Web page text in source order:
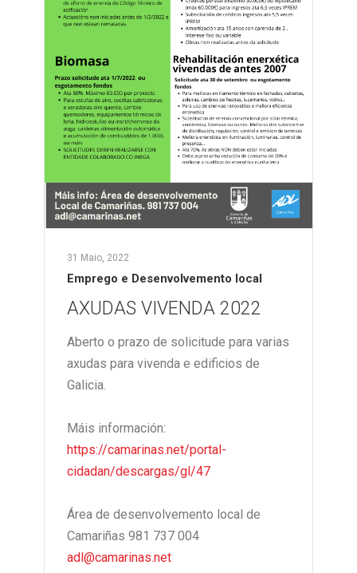
31 Maio, 2022
Emprego e Desenvolvemento local
AXUDAS VIVENDA 2022
Aberto o prazo de solicitude para varias
axudas para vivenda e edificios de
Galicia.
Máis información:
https://camarinas.net/portal-
cidadan/descargas/gl/47
Área de desenvolvemento local de
Camariñas 981 737 004
adl@camarinas.net